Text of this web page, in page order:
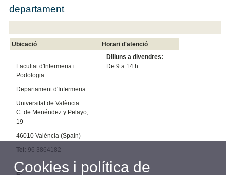
departament
Ubicació Horari d'atenció
Facultat d'Infermeria i
Podologia
Departament d'Infermeria
Universitat de València
C. de Menéndez y Pelayo,
19
46010 València (Spain)
Tel: 96 3864182
E-
Dilluns a divendres:
De 9 a 14 h.
Cookies i política de